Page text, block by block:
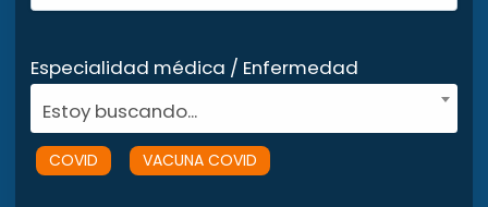
Especialidad médica / Enfermedad
Estoy buscando...
COVID VACUNA COVID